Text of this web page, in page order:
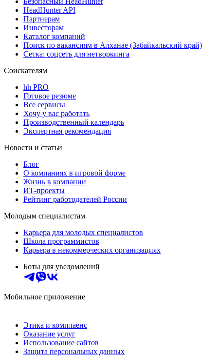
HeadHunter API
Партнерам
Инвесторам
Каталог компаний
Поиск по вакансиям в Алханае (Забайкальский край)
Сетка: соцсеть для нетворкинга
Соискателям
hh PRO
Готовое резюме
Все сервисы
Хочу у вас работать
Производственный календарь
Экспертная рекомендация
Новости и статьи
Блог
О компаниях в игровой форме
Жизнь в компании
ИТ-проекты
Рейтинг работодателей России
Молодым специалистам
Карьера для молодых специалистов
Школа программистов
Карьера в некоммерческих организациях
Боты для уведомлений
Мобильное приложение
Этика и комплаенс
Оказание услуг
Использование сайтов
Защита персональных данных